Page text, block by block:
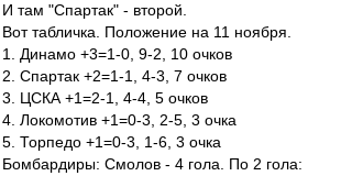
И там "Спартак" - второй.
Вот табличка. Положение на 11 ноября.
1. Динамо +3=1-0, 9-2, 10 очков
2. Спартак +2=1-1, 4-3, 7 очков
3. ЦСКА +1=2-1, 4-4, 5 очков
4. Локомотив +1=0-3, 2-5, 3 очка
5. Торпедо +1=0-3, 1-6, 3 очка
Бомбардиры: Смолов - 4 гола. По 2 гола: